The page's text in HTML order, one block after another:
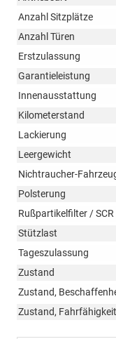
Anzahl Sitzplätze
Anzahl Türen
Erstzulassung
Garantieleistung
Innenausstattung
Kilometerstand
Lackierung
Leergewicht
Nichtraucher-
Polsterung
Rußpartikelfilter / SCR
Stützlast
Tageszulassung
Zustand
Zustand,
Zustand, Fahrfähigkeit